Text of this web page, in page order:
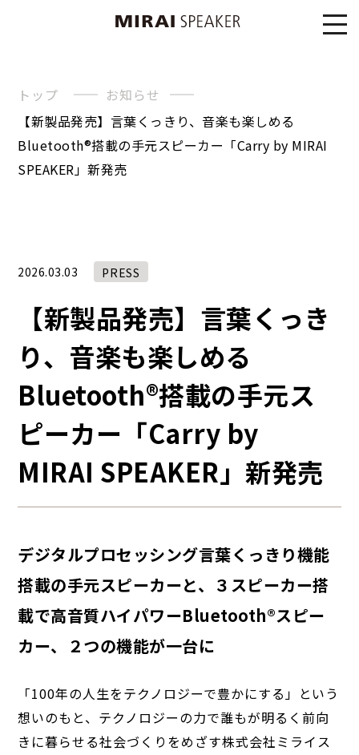
トップ
お知らせ
【新製品発売】言葉くっきり、音楽も楽しめる
Bluetooth®︎搭載の手元スピーカー「Carry by MIRAI
SPEAKER」新発売
2026.03.03 PRESS
【新製品発売】言葉くっき
り、音楽も楽しめる
Bluetooth®︎搭載の手元ス
ピーカー「Carry by
MIRAI SPEAKER」新発売
デジタルプロセッシング言葉くっきり機能
搭載の手元スピーカーと、３スピーカー搭
載で高音質ハイパワーBluetooth®︎スピー
カー、２つの機能が一台に
「100年の人生をテクノロジーで豊かにする」という
想いのもと、テクノロジーの力で誰もが明るく前向
きに暮らせる社会づくりをめざす株式会社ミライス